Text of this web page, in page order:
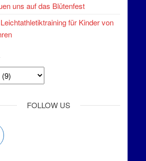
uns auf das Blütenfest
für Kinder von
FOLLOW US